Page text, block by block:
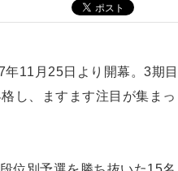
11月25日より開幕。3期目
し、ますます注目が集まっ